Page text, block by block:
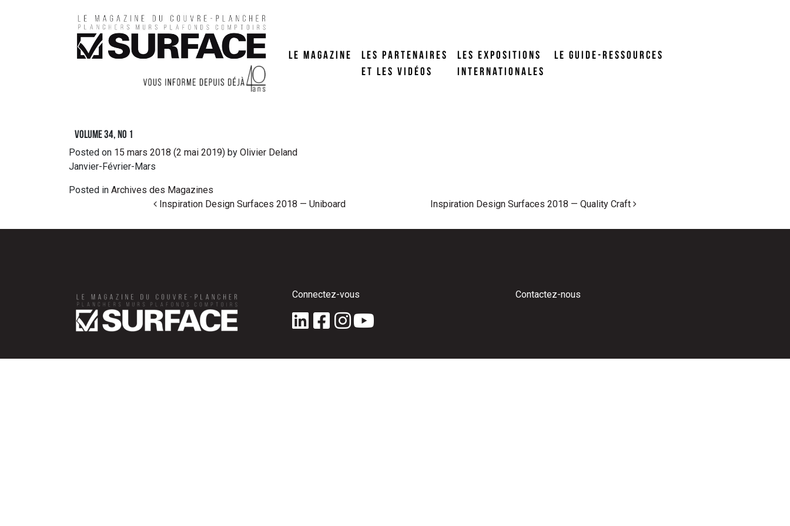
LE MAGAZINE
LES PARTENAIRES
ET LES VIDÉOS
LES EXPOSITIONS
INTERNATIONALES
LE GUIDE-RESSOURCES
Volume 34, no 1
Posted on 15 mars 2018 (2 mai 2019) by Olivier Deland
Janvier-Février-Mars
Posted in Archives des Magazines
Inspiration Design Surfaces 2018 — Uniboard Inspiration Design Surfaces 2018 — Quality Craft
Connectez-vous Contactez-nous